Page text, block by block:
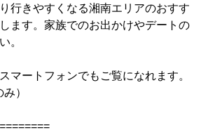
行きやすくなる湘南エリアのおすす
ます。家族でのお出かけやデートの
。
マートフォンでもご覧になれます。
）